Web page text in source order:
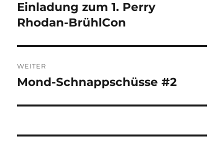
Vorheriger
Beitrag:
Einladung zum 1. Perry
Rhodan-BrühlCon
WEITER
Nächster
Mond-Schnappschüsse #2